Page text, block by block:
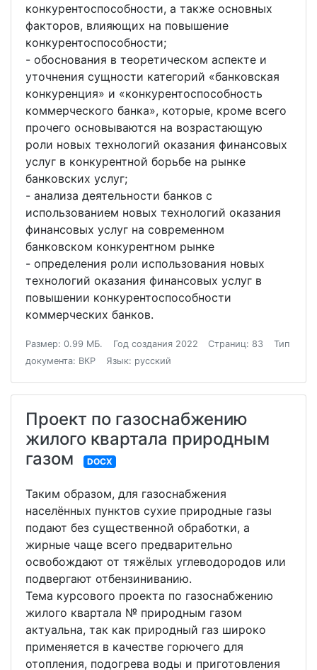
конкурентоспособности, а также основных
факторов, влияющих на повышение
конкурентоспособности;
- обоснования в теоретическом аспекте и
уточнения сущности категорий «банковская
конкуренция» и «конкурентоспособность
коммерческого банка», которые, кроме всего
прочего основываются на возрастающую
роли новых технологий оказания финансовых
услуг в конкурентной борьбе на рынке
банковских услуг;
- анализа деятельности банков с
использованием новых технологий оказания
финансовых услуг на современном
банковском конкурентном рынке
- определения роли использования новых
технологий оказания финансовых услуг в
повышении конкурентоспособности
коммерческих банков.
Размер: 0.99 МБ. Год создания 2022 Страниц: 83
Тип
документа: ВКР
Язык: русский
Проект по газоснабжению
жилого квартала природным
газом
DOCX
Таким образом, для газоснабжения
населённых пунктов сухие природные газы
подают без существенной обработки, а
жирные чаще всего предварительно
освобождают от тяжёлых углеводородов или
подвергают отбензиниванию.
Тема курсового проекта по газоснабжению
жилого квартала № природным газом
актуальна, так как природный газ широко
применяется в качестве горючего для
отопления, подогрева воды и приготовления